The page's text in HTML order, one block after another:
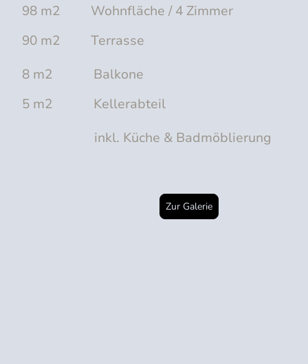
98 m2 Wohnfläche / 4 Zimmer
90 m2 Terrasse
8 m2 Balkone
5 m2 Kellerabteil
inkl. Küche & Badmöblierung
Zur Galerie